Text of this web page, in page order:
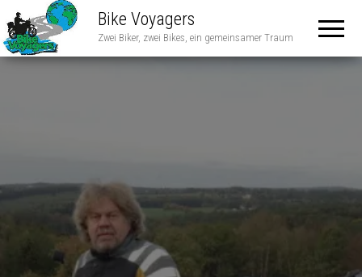
Bike Voyagers
Zwei Biker, zwei Bikes, ein gemeinsamer Traum